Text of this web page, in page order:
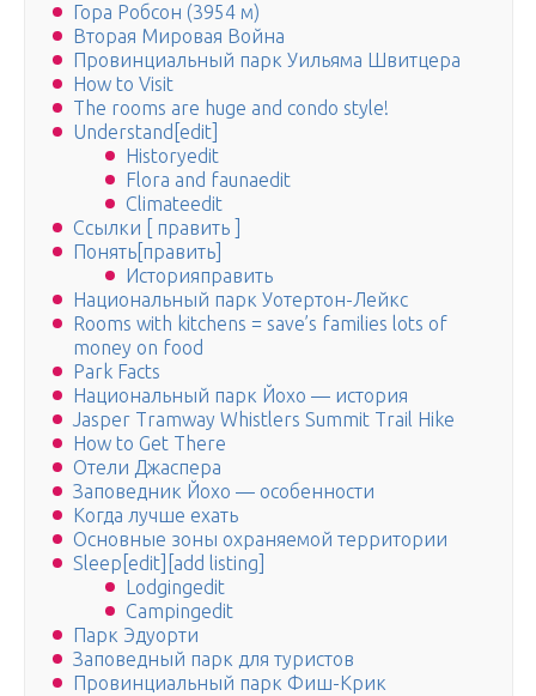
Гора Робсон (3954 м)
Вторая Мировая Война
Провинциальный парк Уильяма Швитцера
How to Visit
The rooms are huge and condo style!
Understand[edit]
Historyedit
Flora and faunaedit
Climateedit
Ссылки [ править ]
Понять[править]
Историяправить
Национальный парк Уотертон-Лейкс
Rooms with kitchens = save’s families lots of
money on food
Park Facts
Национальный парк Йохо — история
Jasper Tramway Whistlers Summit Trail Hike
How to Get There
Отели Джаспера
Заповедник Йохо — особенности
Когда лучше ехать
Основные зоны охраняемой территории
Sleep[edit][add listing]
Lodgingedit
Campingedit
Парк Эдуорти
Заповедный парк для туристов
Провинциальный парк Фиш-Крик